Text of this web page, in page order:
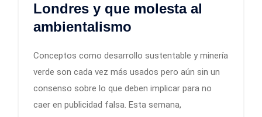
Londres y que molesta al
ambientalismo
Conceptos como desarrollo sustentable y minería
verde son cada vez más usados pero aún sin un
consenso sobre lo que deben implicar para no
caer en publicidad falsa. Esta semana,